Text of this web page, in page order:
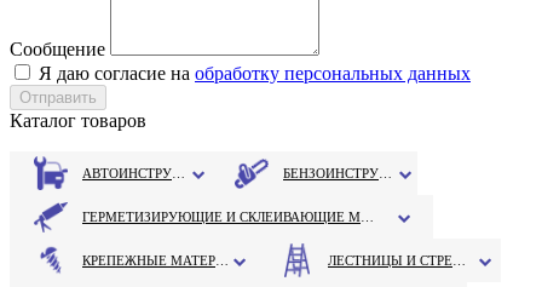
Сообщение
Я даю согласие на обработку персональных данных
Каталог товаров